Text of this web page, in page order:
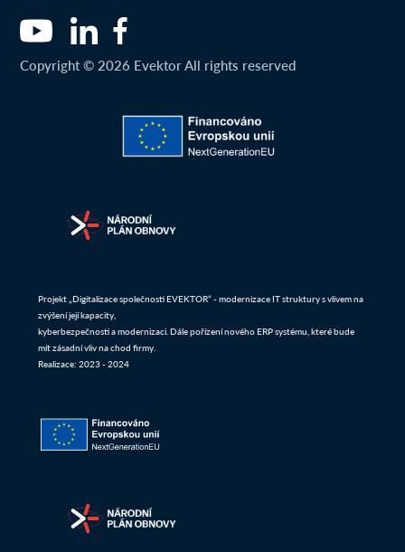
Copyright © 2026 Evektor All rights reserved
Projekt „Digitalizace společnosti EVEKTOR“ - modernizace IT struktury s vlivem na
zvýšení její kapacity,
kyberbezpečnosti a modernizaci. Dále pořízení nového ERP systému, které bude
mít zásadní vliv na chod firmy.
Realizace: 2023 - 2024